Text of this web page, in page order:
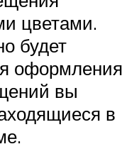
цветами.
будет
оформления
вы
в